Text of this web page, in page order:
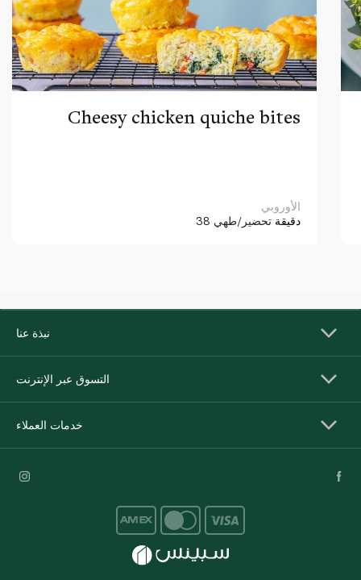
Cheesy chicken quiche bites
الأوروبي
38 دقيقة تحضير/طهي
نبذة عنا
التسوق عبر الإنترنت
خدمات العملاء